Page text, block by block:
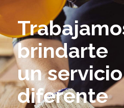
brindarte
un servicio
diferente